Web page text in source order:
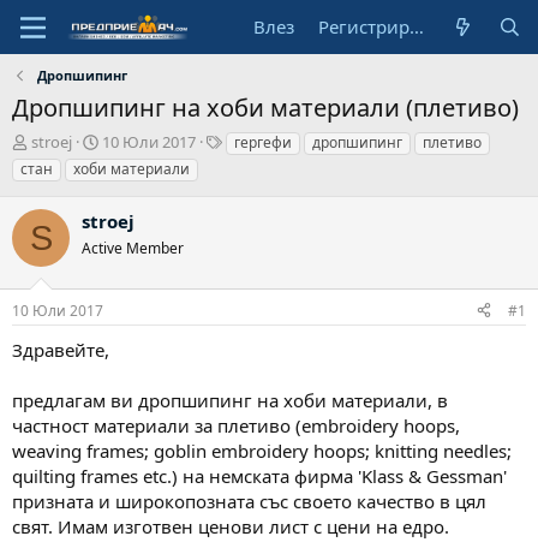
Влез Регистрирай се
Дропшипинг
Дропшипинг на хоби материали (плетиво)
А
в
т
о
р
stroej
Н
а
ч
л
н
д
а
а
10 Юли 2017
Тгергефи дропшипинг
плетиво
стан
хоби материали
S stroej
Active Member
10 Юли 2017 #1
Здравейте,
предлагам ви дропшипинг на хоби материали, в
частност материали за плетиво (embroidery hoops,
weaving frames; goblin embroidery hoops; knitting needles;
quilting frames etc.) на немската фирма 'Klass & Gessman'
призната и широкопозната със своето качество в цял
свят. Имам изготвен ценови лист с цени на едро.